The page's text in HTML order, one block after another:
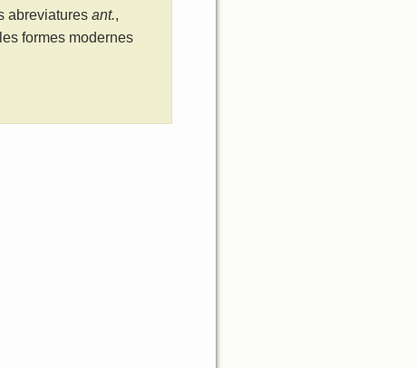
abreviatures ant.,
formes modernes